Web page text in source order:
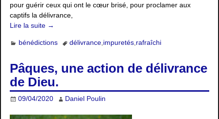
pour guérir ceux qui ont le cœur brisé, pour proclamer aux
captifs la délivrance,
Lire la suite →
bénédictions délivrance,impuretés,rafraîchi
Pâques, une action de délivrance
de Dieu.
09/04/2020 Daniel Poulin